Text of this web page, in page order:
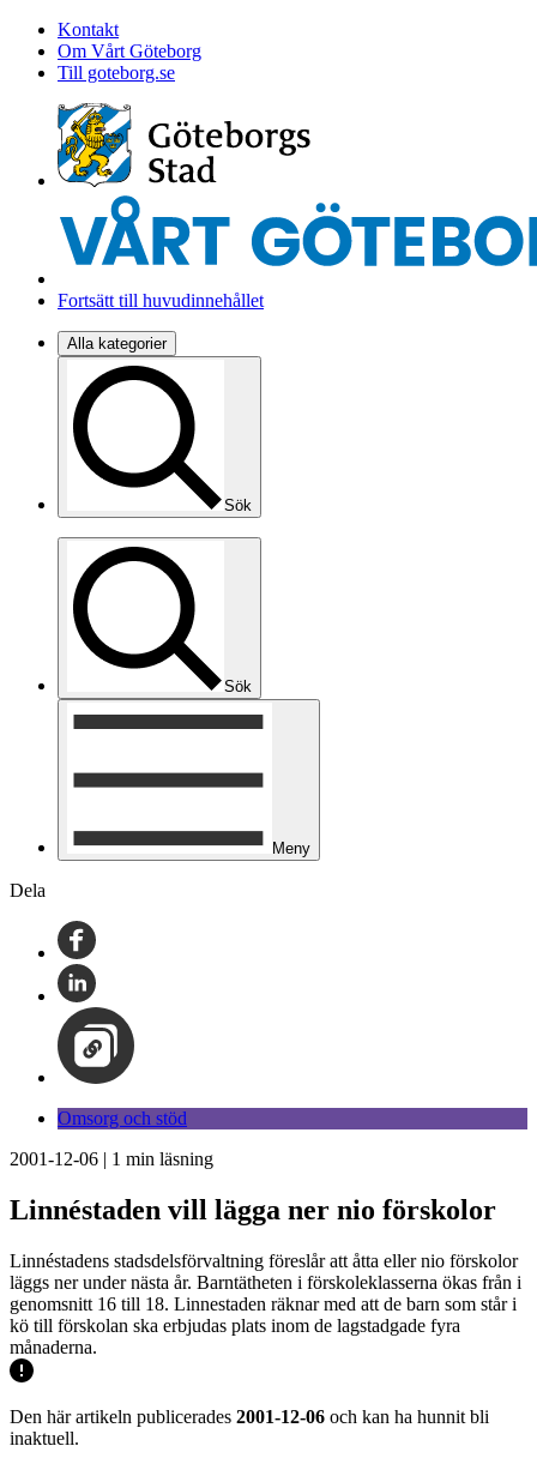
Kontakt
Om Vårt Göteborg
Till goteborg.se
Fortsätt till huvudinnehållet
Alla kategorier
Sök
Sök
Meny
Dela
Omsorg och stöd
2001-12-06 | 1 min läsning
Linnéstaden vill lägga ner nio förskolor
Linnéstadens stadsdelsförvaltning föreslår att åtta eller nio förskolor
läggs ner under nästa år. Barntätheten i förskoleklasserna ökas från i
genomsnitt 16 till 18. Linnestaden räknar med att de barn som står i
kö till förskolan ska erbjudas plats inom de lagstadgade fyra
månaderna.
Den här artikeln publicerades 2001-12-06 och kan ha hunnit bli
inaktuell.